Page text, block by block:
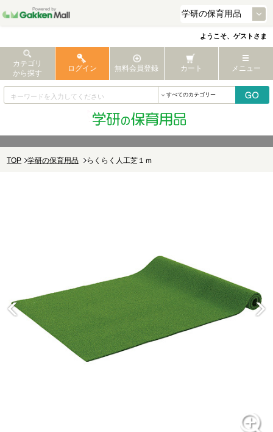
ようこそ、ゲストさま
カテゴリ
から探す
ログイン 無料会員登録 カート メニュー
TOP 学研の保育用品 らくらく人工芝１ｍ